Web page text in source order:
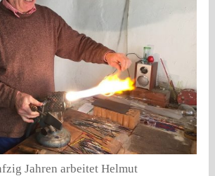
Jahren arbeitet Helmut